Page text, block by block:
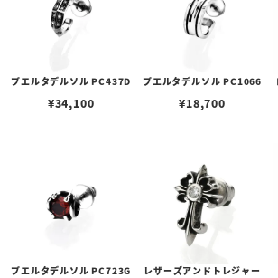
プエルタデルソル PC437D
¥34,100
プエルタデルソル PC1066
¥18,700
プエルタデルソル PC723G レザーズアンドトレジャー